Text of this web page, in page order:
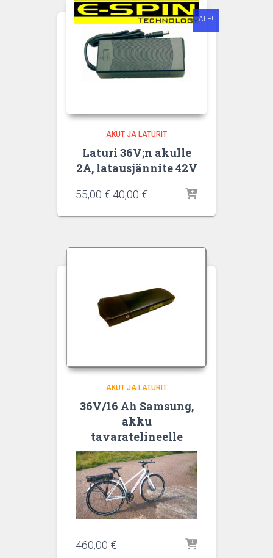
ALE!
AKUT JA LATURIT
Laturi 36V;n akulle
2A, latausjännite 42V
55,00€ Alkuperäinen
oli:
40,00 €Nykyinen
on:
AKUT JA LATURIT
36V/16 Ah Samsung,
akku
tavaratelineelle
460,00 €